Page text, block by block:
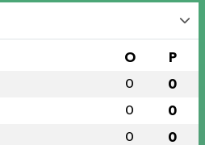
O P
0 0
0 0
0 0